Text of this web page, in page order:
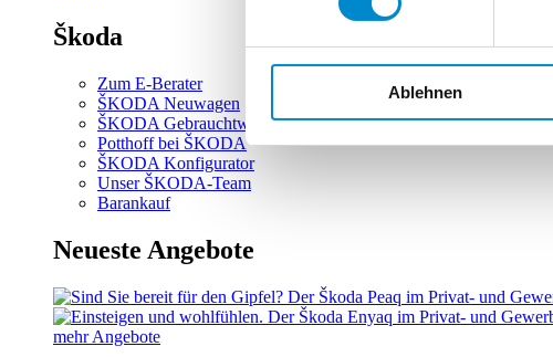
Ablehnen
Škoda
Zum E-Berater
ŠKODA Neuwagen
ŠKODA Gebrauchtwagen
Potthoff bei ŠKODA
ŠKODA Konfigurator
Unser ŠKODA-Team
Barankauf
Neueste Angebote
mehr Angebote